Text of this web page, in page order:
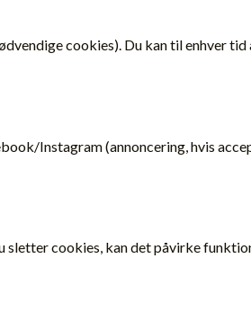
cookies). Du kan til enhver
Instagram (annoncering, hvis
cookies, kan det påvirke